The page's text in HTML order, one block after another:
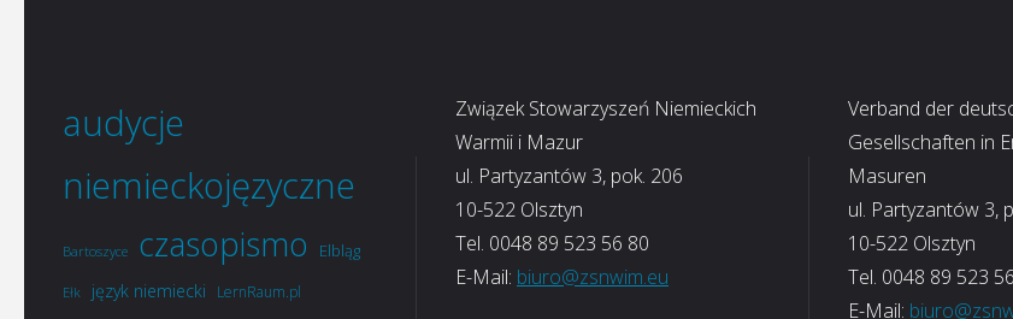
audycje
niemieckojęzyczne
Bartoszyce czasopismo Elbląg
Ełk język niemiecki LernRaum.pl
Związek Stowarzyszeń Niemieckich
Warmii i Mazur
ul. Partyzantów 3, pok. 206
10-522 Olsztyn
Tel. 0048 89 523 56 80
E-Mail: biuro@zsnwim.eu
Verband der
Gesellschaften in
Masuren
ul. Partyzantów 3,
10-522 Olsztyn
Tel. 0048 89 523
E-Mail: